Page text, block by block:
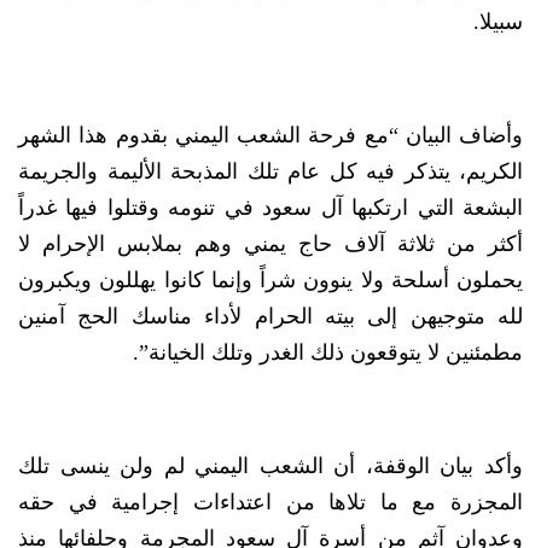
سبيلا.
وأضاف البيان “مع فرحة الشعب اليمني بقدوم هذا الشهر
الكريم، يتذكر فيه كل عام تلك المذبحة الأليمة والجريمة
البشعة التي ارتكبها آل سعود في تنومه وقتلوا فيها غدراً
أكثر من ثلاثة آلاف حاج يمني وهم بملابس الإحرام لا
يحملون أسلحة ولا ينوون شراً وإنما كانوا يهللون ويكبرون
لله متوجيهن إلى بيته الحرام لأداء مناسك الحج آمنين
مطمئنين لا يتوقعون ذلك الغدر وتلك الخيانة”.
وأكد بيان الوقفة، أن الشعب اليمني لم ولن ينسى تلك
المجزرة مع ما تلاها من اعتداءات إجرامية في حقه
وعدوان آثم من أسرة آل سعود المجرمة وحلفائها منذ